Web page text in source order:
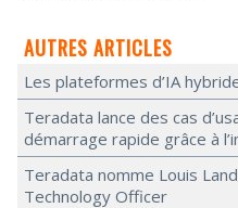
AUTRES ARTICLES
Les plateformes d’IA
Teradata lance des cas
démarrage rapide grâce à
Teradata nomme Louis
Technology Officer